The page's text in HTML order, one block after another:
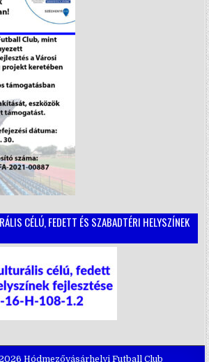
CÉLÚ, FEDETT ÉS SZABADTÉRI HELYSZÍNEK
Hódmezővásárhelyi Futball Club